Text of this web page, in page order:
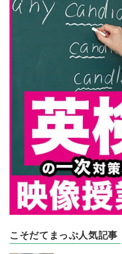
こそだてまっぷ人気記事